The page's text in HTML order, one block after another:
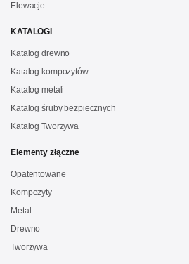
Elewacje
KATALOGI
Katalog drewno
Katalog kompozytów
Katalog metali
Katalog śruby bezpiecznych
Katalog Tworzywa
Elementy złączne
Opatentowane
Kompozyty
Metal
Drewno
Tworzywa